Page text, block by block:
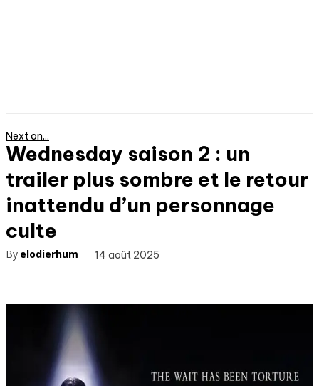
Next on...
Wednesday saison 2 : un
trailer plus sombre et le retour
inattendu d’un personnage
culte
By elodierhum 14 août 2025